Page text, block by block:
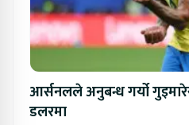
आर्सनलले अनुबन्ध गर्यो
डलरमा